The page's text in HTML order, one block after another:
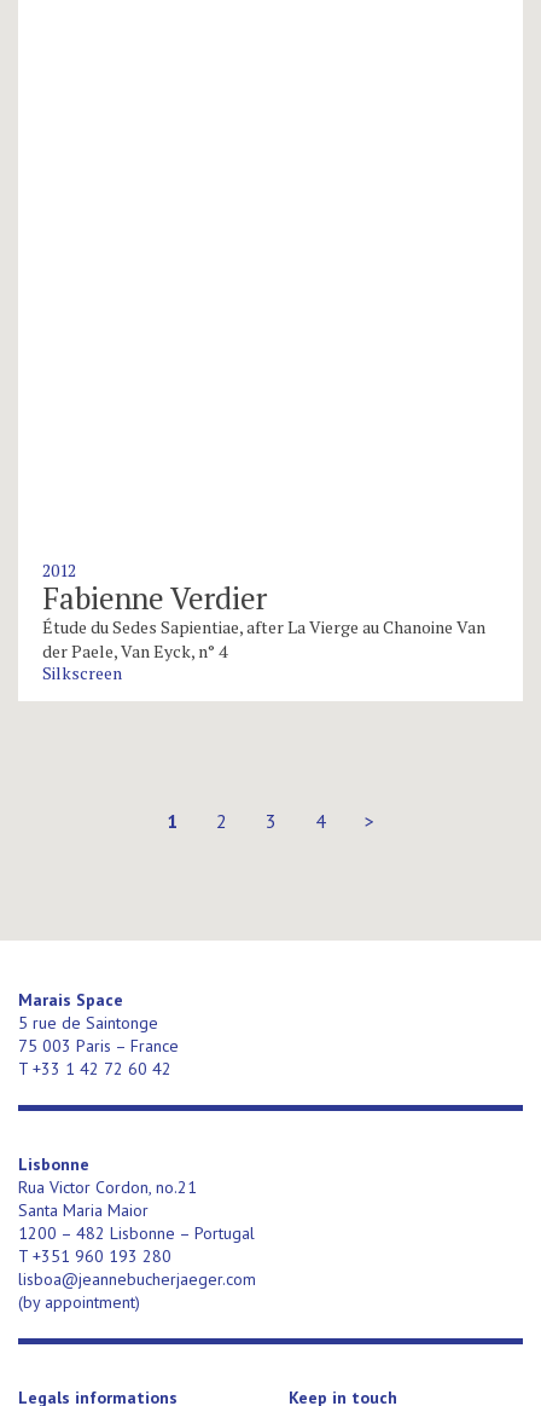
2012
Fabienne Verdier
Étude du Sedes Sapientiae, after La Vierge au Chanoine Van
der Paele, Van Eyck, n° 4
Silkscreen
1 2 3 4 >
Marais Space
5 rue de Saintonge
75 003 Paris – France
T +33 1 42 72 60 42
Lisbonne
Rua Victor Cordon, no.21
Santa Maria Maior
1200 – 482 Lisbonne – Portugal
T +351 960 193 280
lisboa@jeannebucherjaeger.com
(by appointment)
Legals informations Keep in touch